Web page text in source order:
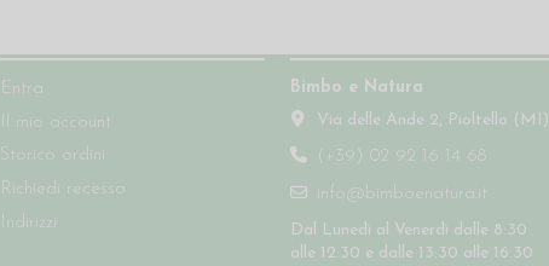
Entra
Il mio account
Storico ordini
Richiedi recesso
Indirizzi
Bimbo e Natura
Via delle Ande 2, Pioltello (MI)
(+39) 02 92 16 14 68
info@bimboenatura.it
Dal Lunedì al Venerdì dalle 8:30
alle 12:30 e dalle 13:30 alle 16:30